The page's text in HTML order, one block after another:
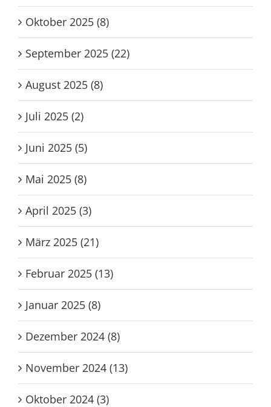
Oktober 2025 (8)
September 2025 (22)
August 2025 (8)
Juli 2025 (2)
Juni 2025 (5)
Mai 2025 (8)
April 2025 (3)
März 2025 (21)
Februar 2025 (13)
Januar 2025 (8)
Dezember 2024 (8)
November 2024 (13)
Oktober 2024 (3)